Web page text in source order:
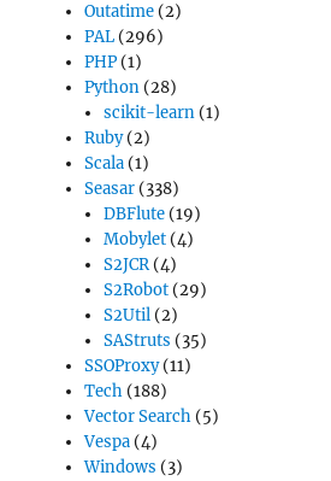
Outatime (2)
PAL (296)
PHP (1)
Python (28)
scikit-learn (1)
Ruby(2)
Scala (1)
Seasar (338)
DBFlute (19)
Mobylet (4)
S2JCR(4)
S2Robot (29)
S2Util (2)
SAStruts (35)
SSOProxy(11)
Tech (188)
Vector Search (5)
Vespa (4)
Windows (3)